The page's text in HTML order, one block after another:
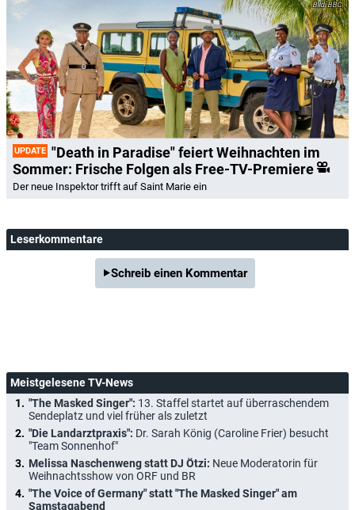
BBC
UPDATE "Death in Paradise" feiert Weihnachten im
Sommer: Frische Folgen als Free-TV-Premiere
Der neue Inspektor trifft auf Saint Marie ein
Leserkommentare
Schreib einen Kommentar
Meistgelesene TV-News
"The Masked Singer": 13. Staffel startet auf überraschendem
Sendeplatz und viel früher als zuletzt
"Die Landarztpraxis": Dr. Sarah König (Caroline Frier) besucht
"Team Sonnenhof"
Melissa Naschenweng statt DJ Ötzi: Neue Moderatorin für
Weihnachtsshow von ORF und BR
"The Voice of Germany" statt "The Masked Singer" am
Samstagabend